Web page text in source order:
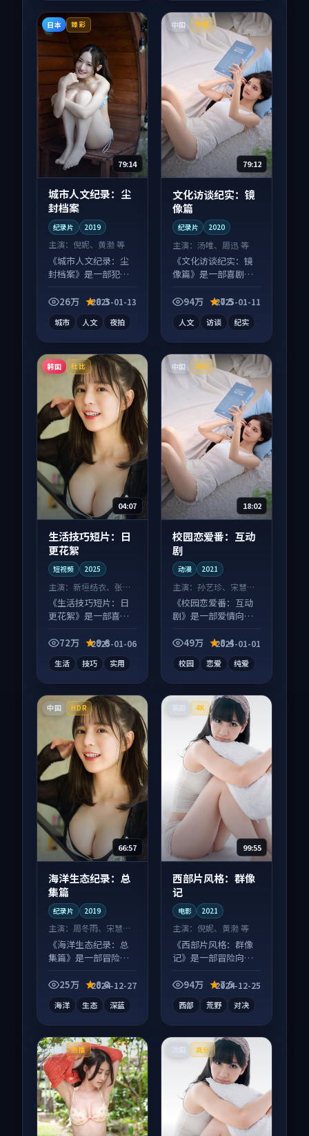
日本 臻彩
79:14
城市人文纪录：尘
封档案
纪录片 2019
主演： 倪妮、黄渤 等
《城市人文纪录：尘
封档案》是一部犯罪
紧凑信息量大，适合
26万 8.3
2025-01-13
城市 人文 夜拍
中国 热播
79:12
文化访谈纪实：镜
像篇
纪录片 2020
主演： 汤唯、周迅 等
《文化访谈纪实：镜
像篇》是一部喜剧向
系层层推进，尾声常
94万 7.5
2025-01-11
人文 访谈 纪实
韩国 杜比
04:07
生活技巧短片：日
更花絮
短视频 2025
主演： 新垣结衣、张译
等
《生活技巧短片：日
更花絮》是一部喜剧
关系层层推进，尾声
72万 9.6
2025-01-06
生活 技巧 实用
中国 高分
18:02
校园恋爱番：互动
剧
动漫 2021
主演：孙艺珍、宋慧乔
等
《校园恋爱番：互动
剧》是一部爱情向动
观看，细节更丰富。
49万 8.4
2025-01-01
校园 恋爱 纯爱
中国 HDR
66:57
海洋生态纪录：总
集篇
纪录片 2019
主演： 周冬雨、宋慧乔
等
《海洋生态纪录：总
集篇》是一部冒险向
论度高，适合配弹幕
25万 8.8
2024-12-27
海洋 生态 深蓝
4K
99:55
西部片风格：群像
记
电影 2021
主演：倪妮、黄渤 等
《西部片风格：群像
记》是一部冒险向电
为内核，情感戏份扎
94万 7.5
2024-12-25
西部 荒野 对决
英国 热播 高分